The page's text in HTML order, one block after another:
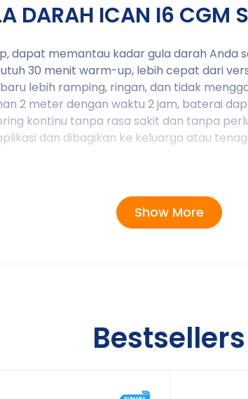
DARAH ICAN I6 CGM
dapat memantau kadar gula darah Anda
30 menit warm-up, lebih cepat dari
lebih ramping, ringan, dan tidak
2 meter dengan waktu 2 jam, baterai
kontinu tanpa rasa sakit dan tanpa
dan dibagikan ke keluarga atau
Show More
Bestsellers